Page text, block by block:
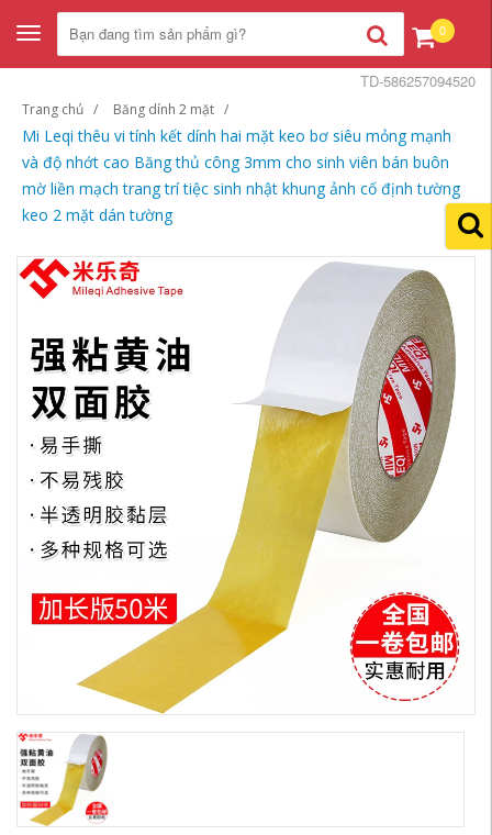
Toggle
navigation
0
Trang chủ Băng dính 2 mặt
Mi Leqi thêu vi tính kết dính hai mặt keo bơ siêu mỏng mạnh
và độ nhớt cao Băng thủ công 3mm cho sinh viên bán buôn
mờ liền mạch trang trí tiệc sinh nhật khung ảnh cố định tường
keo 2 mặt dán tường
TD-586257094520